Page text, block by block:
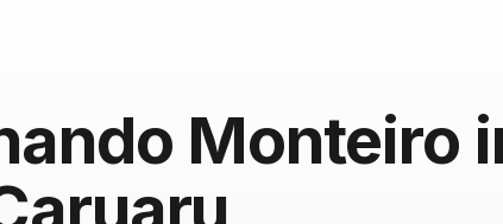
Monteiro